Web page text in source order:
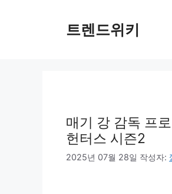
트렌드위키
매기 강 감독 프
헌터스 시즌2
2025년 07월 28일 작성자: